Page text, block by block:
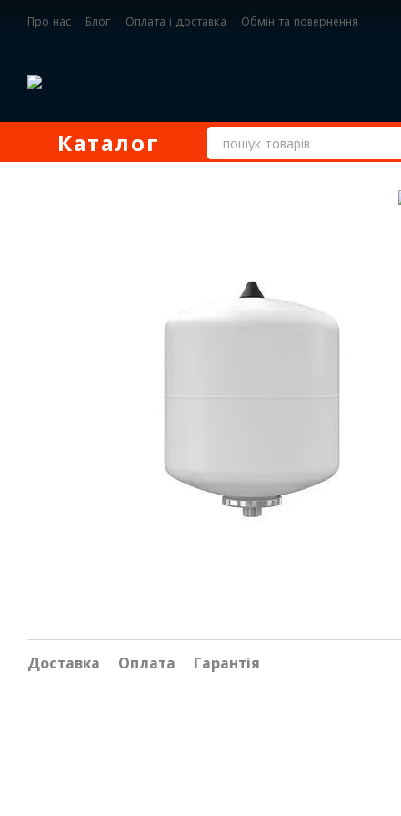
Про нас Блог Оплата і доставка
Обмін та повернення
Каталог
Доставка Оплата Гарантія